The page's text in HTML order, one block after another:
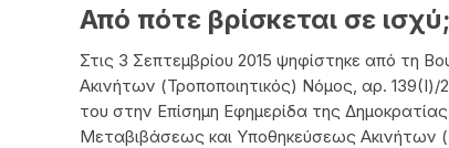
Από πότε βρίσκεται σε ισχύ;
Στις 3 Σεπτεμβρίου 2015 ψηφίστηκε από τη
Ακινήτων (Τροποποιητικός) Νόμος, αρ. 139(Ι)/
του στην Επίσημη Εφημερίδα της
Μεταβιβάσεως και Υποθηκεύσεως Ακινήτων